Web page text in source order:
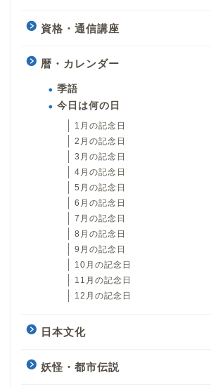
資格・通信講座
暦・カレンダー
季語
今日は何の日
1月の記念日
2月の記念日
3月の記念日
4月の記念日
5月の記念日
6月の記念日
7月の記念日
8月の記念日
9月の記念日
10月の記念日
11月の記念日
12月の記念日
日本文化
妖怪・都市伝説